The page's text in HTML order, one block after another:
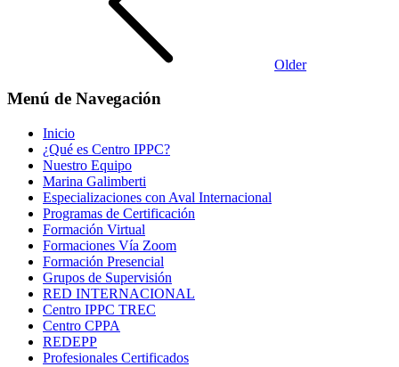
Older
Menú de Navegación
Inicio
¿Qué es Centro IPPC?
Nuestro Equipo
Marina Galimberti
Especializaciones con Aval Internacional
Programas de Certificación
Formación Virtual
Formaciones Vía Zoom
Formación Presencial
Grupos de Supervisión
RED INTERNACIONAL
Centro IPPC TREC
Centro CPPA
REDEPP
Profesionales Certificados